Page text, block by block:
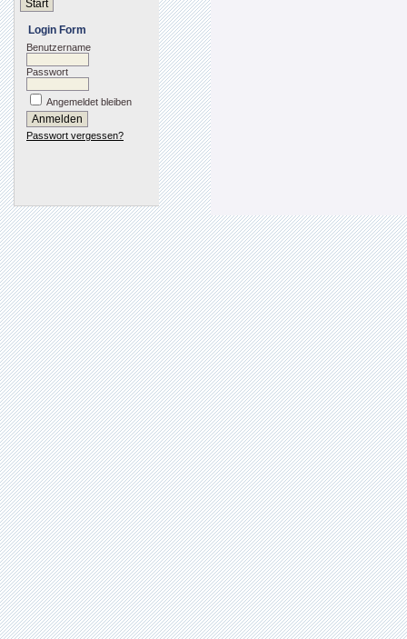
Login Form
Benutzername
Passwort
Angemeldet bleiben
Passwort vergessen?